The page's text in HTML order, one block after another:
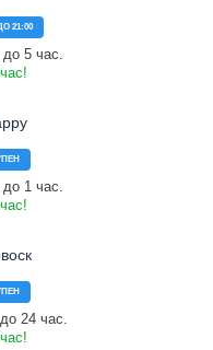
21:00
5 час.
1 час.
24 час.